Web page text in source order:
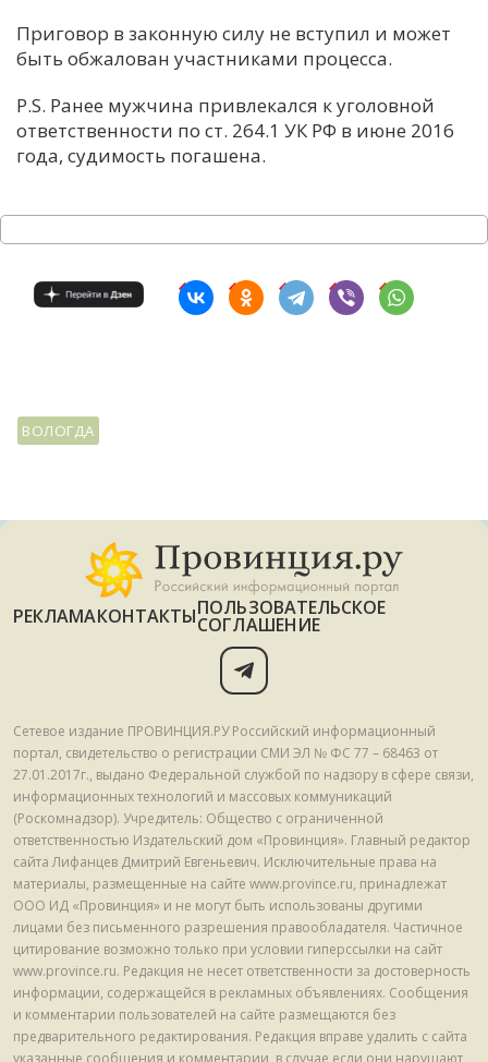
Приговор в законную силу не вступил и может
быть обжалован участниками процесса.
P.S. Ранее мужчина привлекался к уголовной
ответственности по ст. 264.1 УК РФ в июне 2016
года, судимость погашена.
ВОЛОГДА
РЕКЛАМАКОНТАКТЫПОЛЬЗОВАТЕЛЬСКОЕ
СОГЛАШЕНИЕ
Сетевое издание ПРОВИНЦИЯ.РУ Российский информационный
портал, свидетельство о регистрации СМИ ЭЛ № ФС 77 – 68463 от
27.01.2017г., выдано Федеральной службой по надзору в сфере связи,
информационных технологий и массовых коммуникаций
(Роскомнадзор). Учредитель: Общество с ограниченной
ответственностью Издательский дом «Провинция». Главный редактор
сайта Лифанцев Дмитрий Евгеньевич. Исключительные права на
материалы, размещенные на сайте www.province.ru, принадлежат
ООО ИД «Провинция» и не могут быть использованы другими
лицами без письменного разрешения правообладателя. Частичное
цитирование возможно только при условии гиперссылки на сайт
www.province.ru. Редакция не несет ответственности за достоверность
информации, содержащейся в рекламных объявлениях. Сообщения
и комментарии пользователей на сайте размещаются без
предварительного редактирования. Редакция вправе удалить с сайта
указанные сообщения и комментарии, в случае если они нарушают